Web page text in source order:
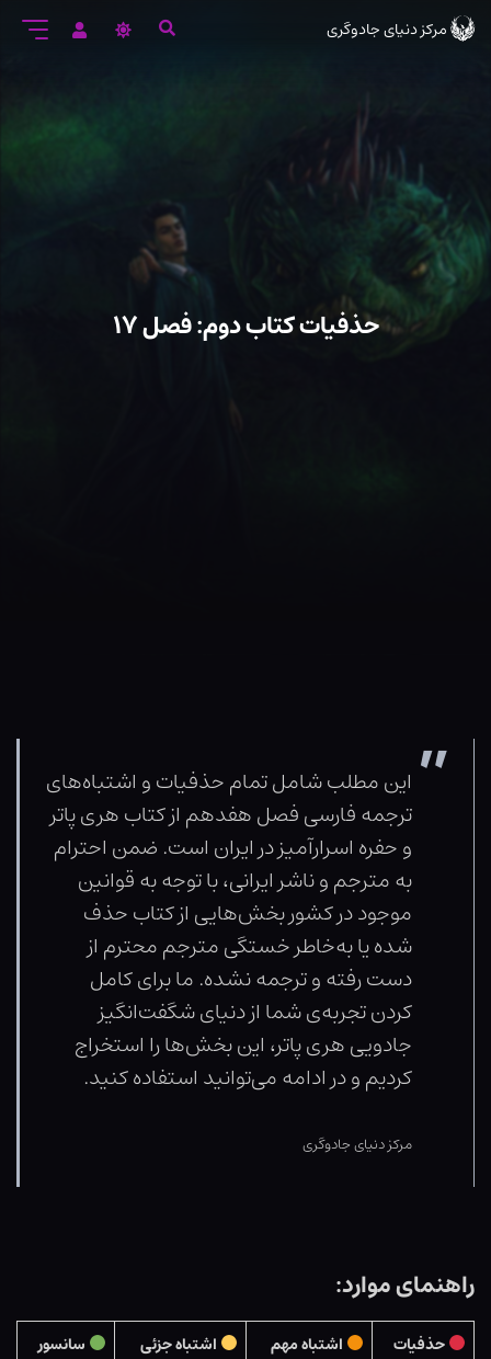
ورود
مرکز دنیای جادوگری
حذفیات کتاب دوم: فصل ۱۷
این مطلب شامل تمام حذفیات و اشتباه‌های
ترجمه فارسی فصل هفدهم از کتاب هری پاتر
و حفره اسرارآمیز در ایران است. ضمن احترام
به مترجم و ناشر ایرانی، با توجه به قوانین
موجود در کشور بخش‌هایی از کتاب حذف
شده یا به‌خاطر خستگی مترجم محترم از
دست رفته و ترجمه نشده. ما برای کامل
کردن تجربه‌ی شما از دنیای شگفت‌انگیز
جادویی هری پاتر، این بخش‌ها را استخراج
کردیم و در ادامه می‌توانید استفاده کنید.
مرکز دنیای جادوگری
راهنمای موارد:
حذفیات اشتباه مهم اشتباه جزئی سانسور